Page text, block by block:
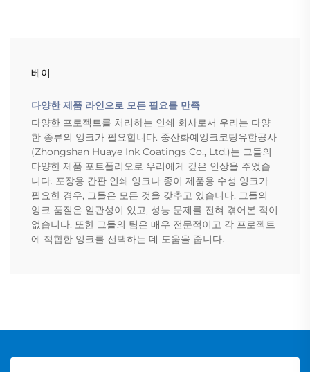
베이
다양한 제품 라인으로 모든 필요를 만족
다양한 프로젝트를 처리하는 인쇄 회사로서 우리는 다양
한 종류의 잉크가 필요합니다. 중산화예잉크코팅유한공사
(Zhongshan Huaye Ink Coatings Co., Ltd.)는 그들의
다양한 제품 포트폴리오로 우리에게 깊은 인상을 주었습
니다. 포장용 간판 인쇄 잉크나 종이 제품용 수성 잉크가
필요한 경우, 그들은 모든 것을 갖추고 있습니다. 그들의
잉크 품질은 일관성이 있고, 성능 문제를 전혀 겪어본 적이
없습니다. 또한 그들의 팀은 매우 전문적이고 각 프로젝트
에 적합한 잉크를 선택하는 데 도움을 줍니다.